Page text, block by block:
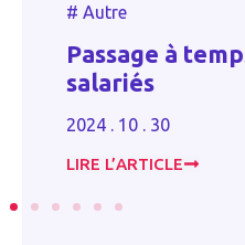
Autre
Passage à
salariés
2024 . 10 . 30
LIRE L’ARTICLE